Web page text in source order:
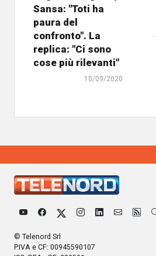
Sansa: "Toti ha
paura del
confronto". La
replica: "Ci sono
cose più rilevanti"
10/09/2020
© Telenord Srl
P.IVA e CF: 00945590107